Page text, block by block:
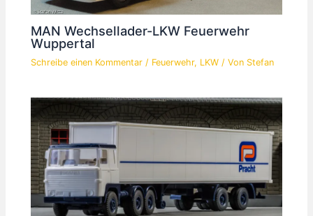
MAN Wechsellader-LKW Feuerwehr
Wuppertal
Schreibe einen Kommentar / Feuerwehr, LKW / Von Stefan